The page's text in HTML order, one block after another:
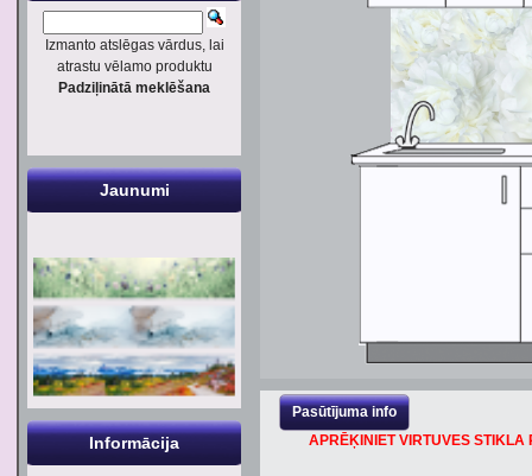
Pasūtījuma info
APRĒĶINIET VIRTUVES
Izmanto atslēgas vārdus, lai
atrastu vēlamo produktu
Padziļinātā meklēšana
Jaunumi
Informācija